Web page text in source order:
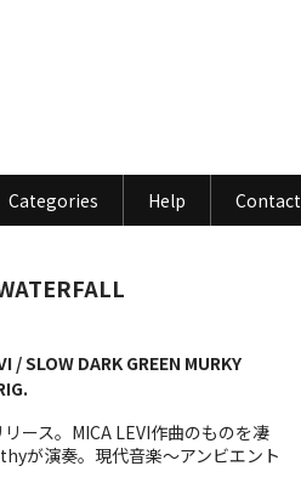
Categories Help Contact
SLOW DARK GREEN MURKY
ース。MICA LEVI作曲のものを凄
が演奏。現代音楽〜アンビエント